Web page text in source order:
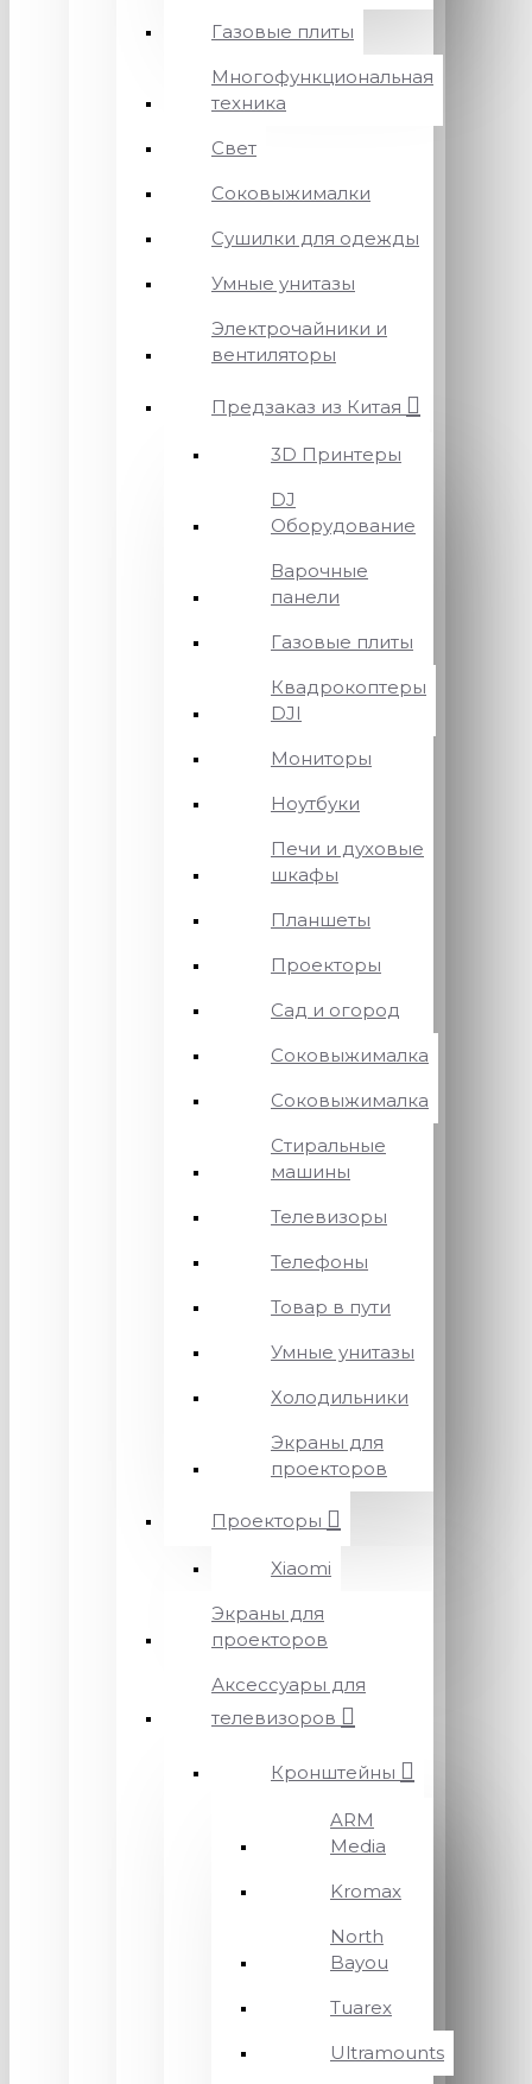
Газовые плиты
Многофункциональная
техника
Свет
Соковыжималки
Сушилки для одежды
Умные унитазы
Электрочайники и
вентиляторы
Предзаказ из Китая
3D Принтеры
DJ
Оборудование
Варочные
панели
Газовые плиты
Квадрокоптеры
DJI
Мониторы
Ноутбуки
Печи и духовые
шкафы
Планшеты
Проекторы
Сад и огород
Соковыжималка
Соковыжималка
Стиральные
машины
Телевизоры
Телефоны
Товар в пути
Умные унитазы
Холодильники
Экраны для
проекторов
Проекторы
Xiaomi
Экраны для
проекторов
Аксессуары для
телевизоров
Кронштейны
ARM
Media
Kromax
North
Bayou
Tuarex
Ultramounts